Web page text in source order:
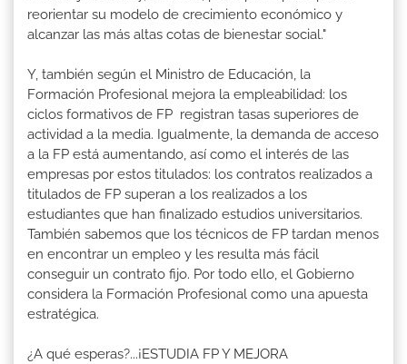
reorientar su modelo de crecimiento económico y
alcanzar las más altas cotas de bienestar social."
Y, también según el Ministro de Educación, la
Formación Profesional mejora la empleabilidad: los
ciclos formativos de FP registran tasas superiores de
actividad a la media. Igualmente, la demanda de acceso
a la FP está aumentando, así como el interés de las
empresas por estos titulados: los contratos realizados a
titulados de FP superan a los realizados a los
estudiantes que han finalizado estudios universitarios.
También sabemos que los técnicos de FP tardan menos
en encontrar un empleo y les resulta más fácil
conseguir un contrato fijo. Por todo ello, el Gobierno
considera la Formación Profesional como una apuesta
estratégica.
¿A qué esperas?...¡ESTUDIA FP Y MEJORA